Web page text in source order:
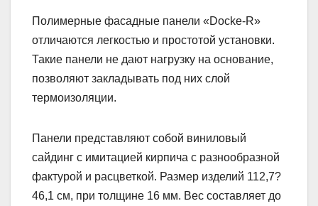
Полимерные фасадные панели «Docke-R»
отличаются легкостью и простотой установки.
Такие панели не дают нагрузку на основание,
позволяют закладывать под них слой
термоизоляции.
Панели представляют собой виниловый
сайдинг с имитацией кирпича с разнообразной
фактурой и расцветкой. Размер изделий 112,7?
46,1 см, при толщине 16 мм. Вес составляет до